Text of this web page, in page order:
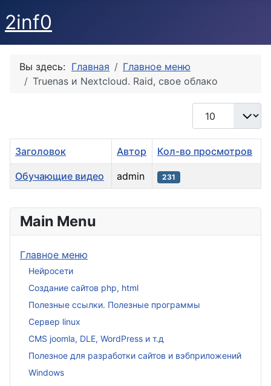
2inf0
Вы здесь: Главная
Главное меню
Truenas и Nextcloud. Raid, свое облако
Кол-во строк:
Заголовок Автор Кол-во просмотров
Обучающие видео admin 231
Main Menu
Главное меню
Нейросети
Создание сайтов php, html
Полезные ссылки. Полезные программы
Сервер linux
CMS joomla, DLE, WordPress и т.д
Полезное для разработки сайтов и вэбприложений
Windows